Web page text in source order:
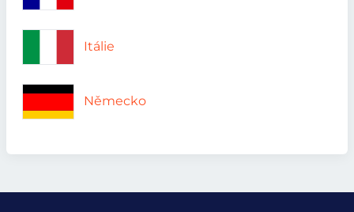
Itálie
Německo